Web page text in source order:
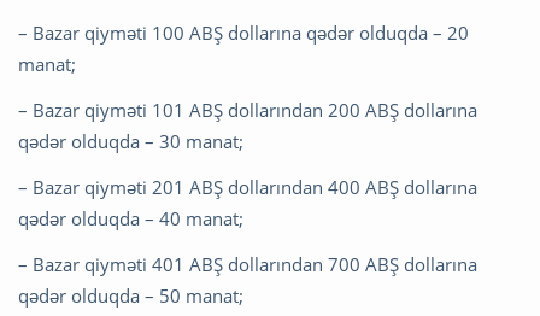
– Bazar qiyməti 100 ABŞ dollarına qədər olduqda – 20
manat;
– Bazar qiyməti 101 ABŞ dollarından 200 ABŞ dollarına
qədər olduqda – 30 manat;
– Bazar qiyməti 201 ABŞ dollarından 400 ABŞ dollarına
qədər olduqda – 40 manat;
– Bazar qiyməti 401 ABŞ dollarından 700 ABŞ dollarına
qədər olduqda – 50 manat;